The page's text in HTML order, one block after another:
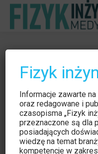
accelerators
Jesteś tutaj: Strona
Akceleratory
Fizyk
Informacje zawarte
oraz redagowane i
czasopisma „Fizyk
przeznaczone są dla
posiadających
wiedzę na temat
kompetencje w